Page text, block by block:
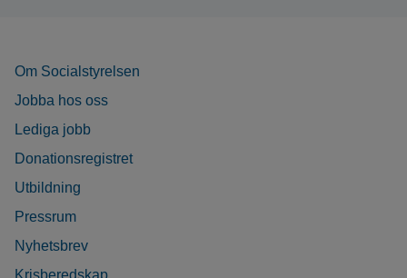
Om Socialstyrelsen
Jobba hos oss
Lediga jobb
Donationsregistret
Utbildning
Pressrum
Nyhetsbrev
Krisberedskap